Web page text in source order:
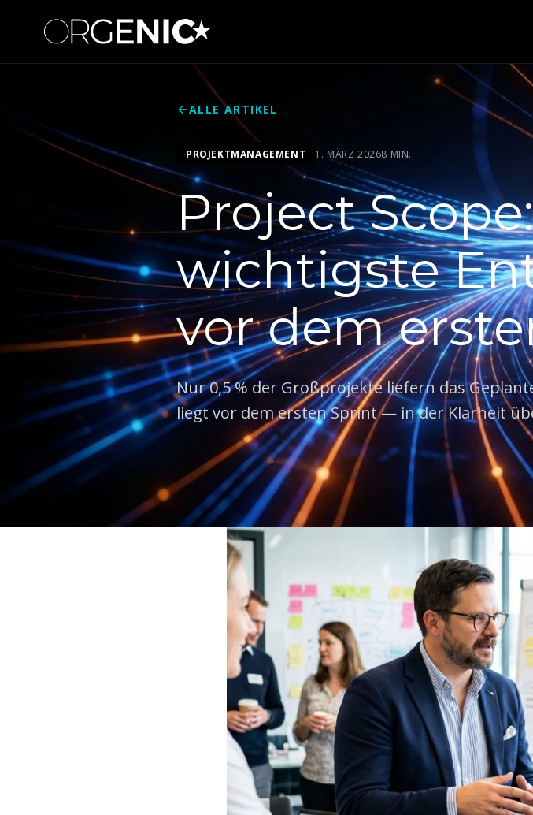
ALLE ARTIKEL
PROJEKTMANAGEMENT 1. MÄRZ 20268 MIN.
Project
wichtigste
vor dem
Nur 0,5 % der Großprojekte liefern das
liegt vor dem ersten Sprint — in der Klarheit